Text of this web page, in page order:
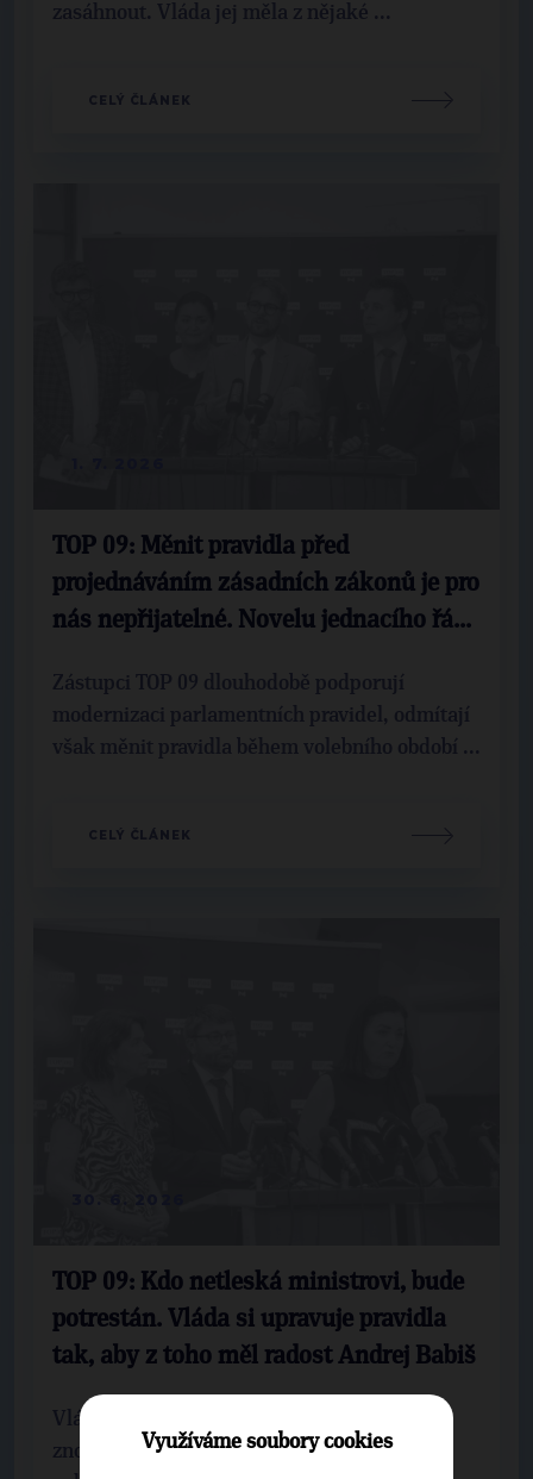
zasáhnout. Vláda jej měla z nějaké ...
CELÝ ČLÁNEK
TOP 09: Měnit pravidla před
projednáváním zásadních zákonů je pro
nás nepřijatelné. Novelu jednacího řá...
Zástupci TOP 09 dlouhodobě podporují
modernizaci parlamentních pravidel, odmítají
však měnit pravidla během volebního období ...
CELÝ ČLÁNEK
TOP 09: Kdo netleská ministrovi, bude
potrestán. Vláda si upravuje pravidla
tak, aby z toho měl radost Andrej Babiš
Vládní koalice ANO, SPD a Motoristů sobě
znovu posouvá hranice toho, co je
Využíváme soubory cookies